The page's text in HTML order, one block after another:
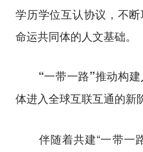
学历学位互认协议，不
命运共同体的人文基础。
“一带一路”推动构
体进入全球互联互通的新
伴随着共建“一带一